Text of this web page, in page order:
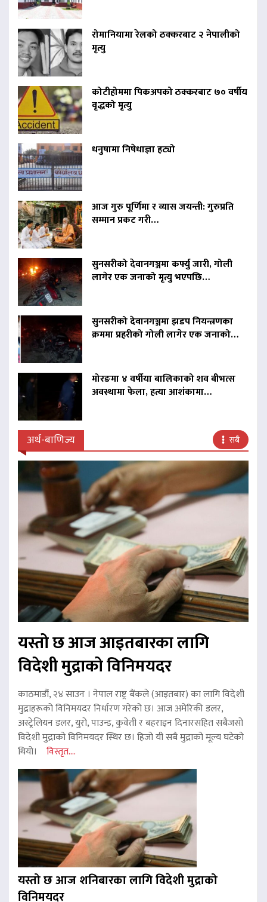
रोमानियामा रेलको ठक्करबाट २ नेपालीको
मृत्यु
कोटीहोममा पिकअपको ठक्करबाट ७० वर्षीय
वृद्धको मृत्यु
धनुषामा निषेधाज्ञा हट्यो
आज गुरु पूर्णिमा र व्यास जयन्ती: गुरुप्रति
सम्मान प्रकट गरी…
सुनसरीको देवानगञ्जमा कर्फ्यु जारी, गोली
लागेर एक जनाको मृत्यु भएपछि…
सुनसरीको देवानगञ्जमा झडप नियन्त्रणका
क्रममा प्रहरीको गोली लागेर एक जनाको…
मोरङमा ४ वर्षीया बालिकाको शव बीभत्स
अवस्थामा फेला, हत्या आशंकामा…
अर्थ-बाणिज्य सबै
यस्तो छ आज आइतबारका लागि
विदेशी मुद्राको विनिमयदर
काठमाडौं, २४ साउन । नेपाल राष्ट्र बैंकले (आइतबार) का लागि विदेशी
मुद्राहरूको विनिमयदर निर्धारण गरेको छ। आज अमेरिकी डलर,
अस्ट्रेलियन डलर, युरो, पाउन्ड, कुवेती र बहराइन दिनारसहित सबैजसो
विदेशी मुद्राको विनिमयदर स्थिर छ। हिजो यी सबै मुद्राको मूल्य घटेको
थियो। विस्तृत....
यस्तो छ आज शनिबारका लागि विदेशी मुद्राको
विनिमयदर